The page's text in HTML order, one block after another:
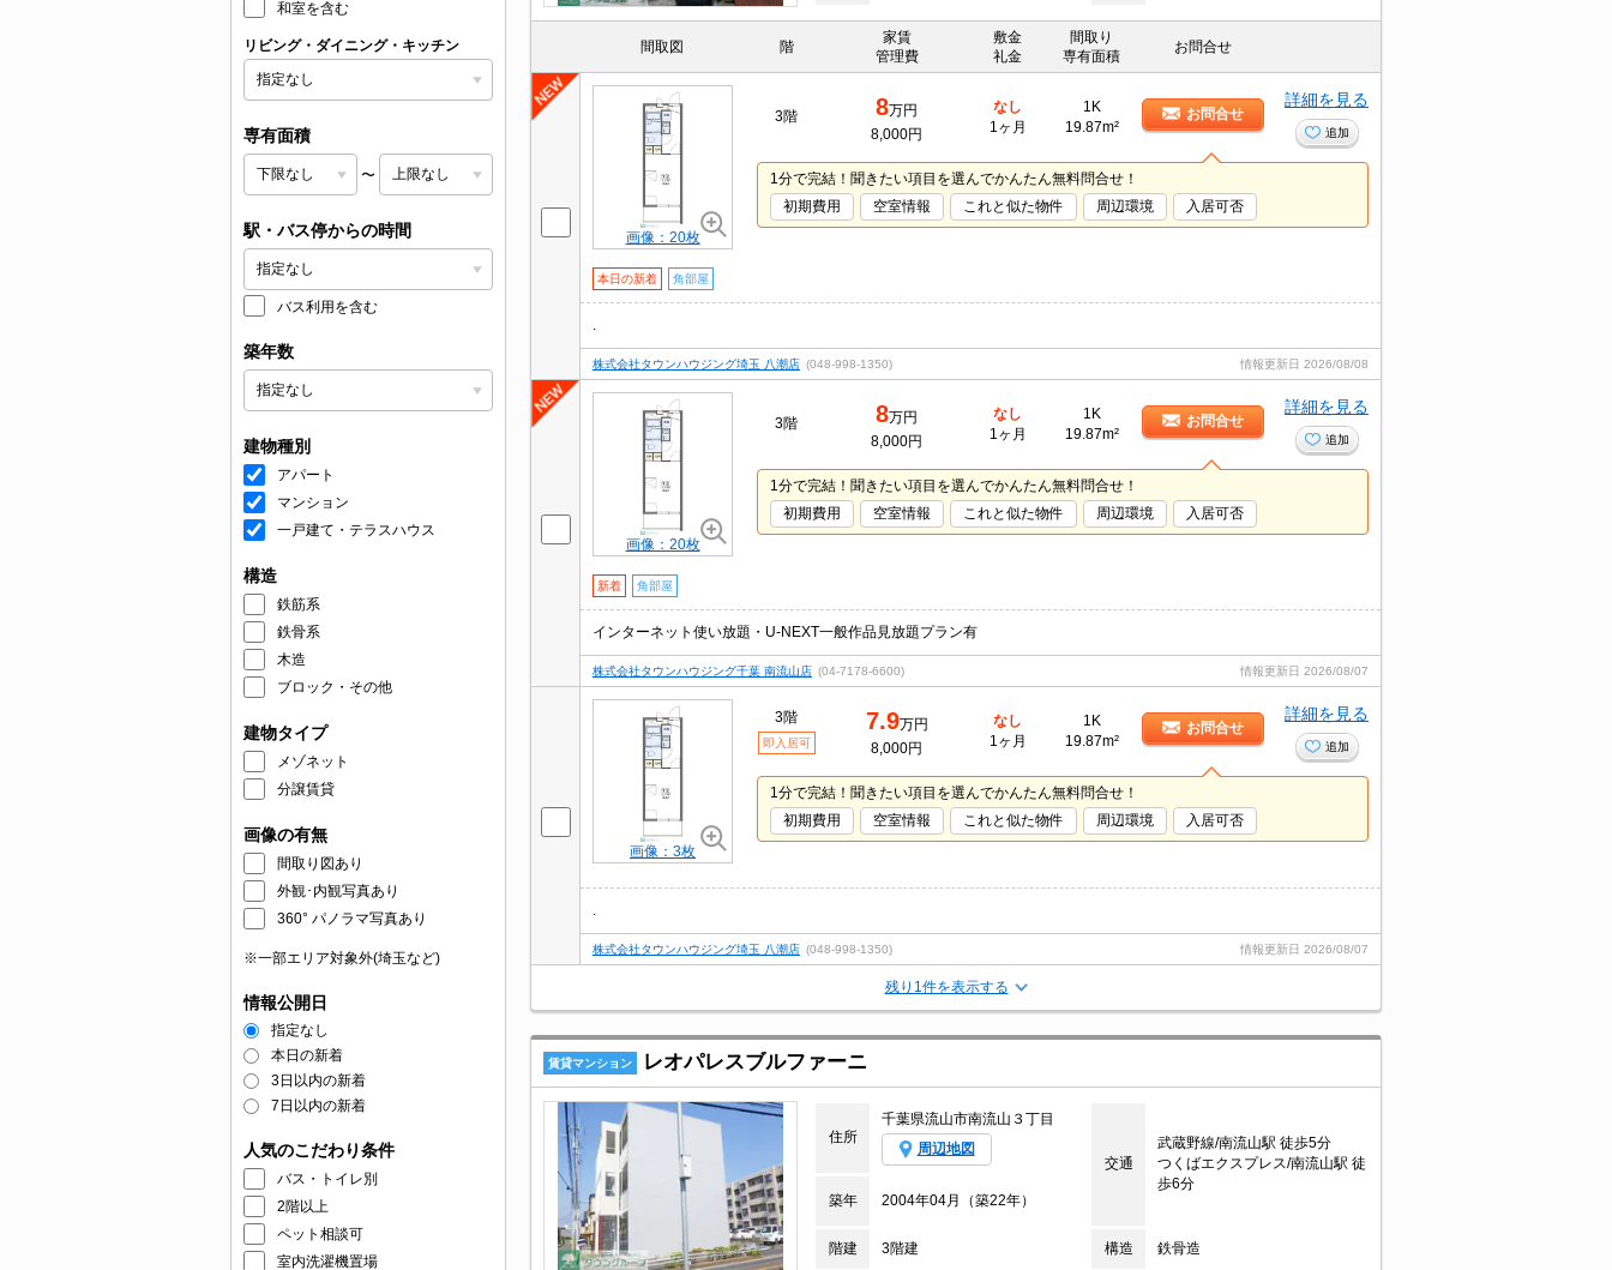
和室を含む
リビング・ダイニング・キッチン
専有面積
〜
駅・バス停からの時間
バス利用を含む
築年数
建物種別
アパート
マンション
一戸建て・テラスハウス
構造
鉄筋系
鉄骨系
木造
ブロック・その他
建物タイプ
メゾネット
分譲賃貸
画像の有無
間取り図あり
外観･内観写真あり
360° パノラマ写真あり
※一部エリア対象外(埼玉など)
情報公開日
指定なし
本日の新着
3日以内の新着
7日以内の新着
人気のこだわり条件
バス・トイレ別
2階以上
ペット相談可
室内洗濯機置場
間取図 階
家賃
管理費
敷金
礼金
間取り
専有面積
お問合せ
画像：20枚
3階 8万円
8,000円
なし
1ヶ月
1K
19.87m²
お問合せ
詳細を見る
追加
1分で完結！聞きたい項目を選んでかんたん無料問合せ！
初期費用
空室情報 これと似た物件 周辺環境 入居可否
本日の新着 角部屋
株式会社タウンハウジング埼玉 八潮店 (048-998-1350) 情報更新日 2026/08/08
画像：20枚
3階 8万円
8,000円
なし
1ヶ月
1K
19.87m²
お問合せ
詳細を見る
追加
1分で完結！聞きたい項目を選んでかんたん無料問合せ！
初期費用
空室情報 これと似た物件 周辺環境 入居可否
新着 角部屋
インターネット使い放題・U-NEXT一般作品見放題プラン有
株式会社タウンハウジング千葉 南流山店 (04-7178-6600) 情報更新日 2026/08/07
画像：3枚
3階
即入居可
7.9万円
8,000円
なし
1ヶ月
1K
19.87m²
お問合せ
詳細を見る
追加
1分で完結！聞きたい項目を選んでかんたん無料問合せ！
初期費用
空室情報 これと似た物件 周辺環境 入居可否
株式会社タウンハウジング埼玉 八潮店 (048-998-1350) 情報更新日 2026/08/07
残り1件を表示する
賃貸マンション レオパレスブルファーニ
住所
千葉県流山市南流山３丁目
周辺地図
交通
武蔵野線/南流山駅 徒歩5分
つくばエクスプレス/南流山駅 徒
歩6分
築年
2004年04月（築22年）
階建 3階建 構造 鉄骨造